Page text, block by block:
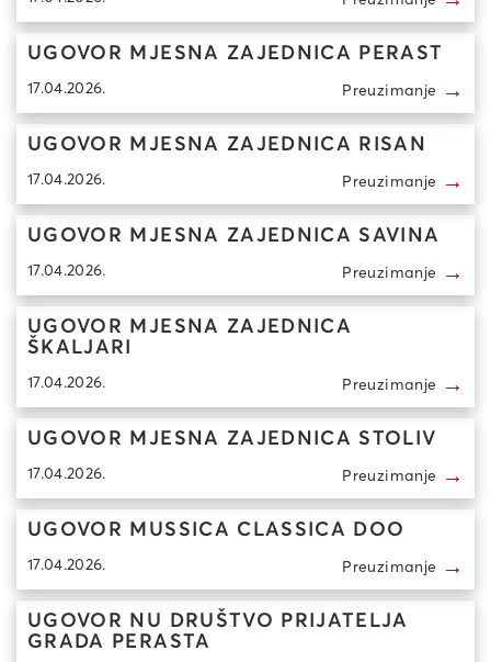
UGOVOR MJESNA ZAJEDNICA PERAST
17.04.2026. Preuzimanje →
UGOVOR MJESNA ZAJEDNICA RISAN
17.04.2026. Preuzimanje →
UGOVOR MJESNA ZAJEDNICA SAVINA
17.04.2026. Preuzimanje →
UGOVOR MJESNA ZAJEDNICA
ŠKALJARI
17.04.2026. Preuzimanje →
UGOVOR MJESNA ZAJEDNICA STOLIV
17.04.2026. Preuzimanje →
UGOVOR MUSSICA CLASSICA DOO
17.04.2026. Preuzimanje →
UGOVOR NU DRUŠTVO PRIJATELJA
GRADA PERASTA